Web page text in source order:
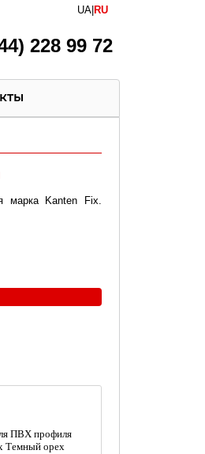
UA RU
228 99 72
марка Kanten Fix.
ПВХ профиля
Темный орех